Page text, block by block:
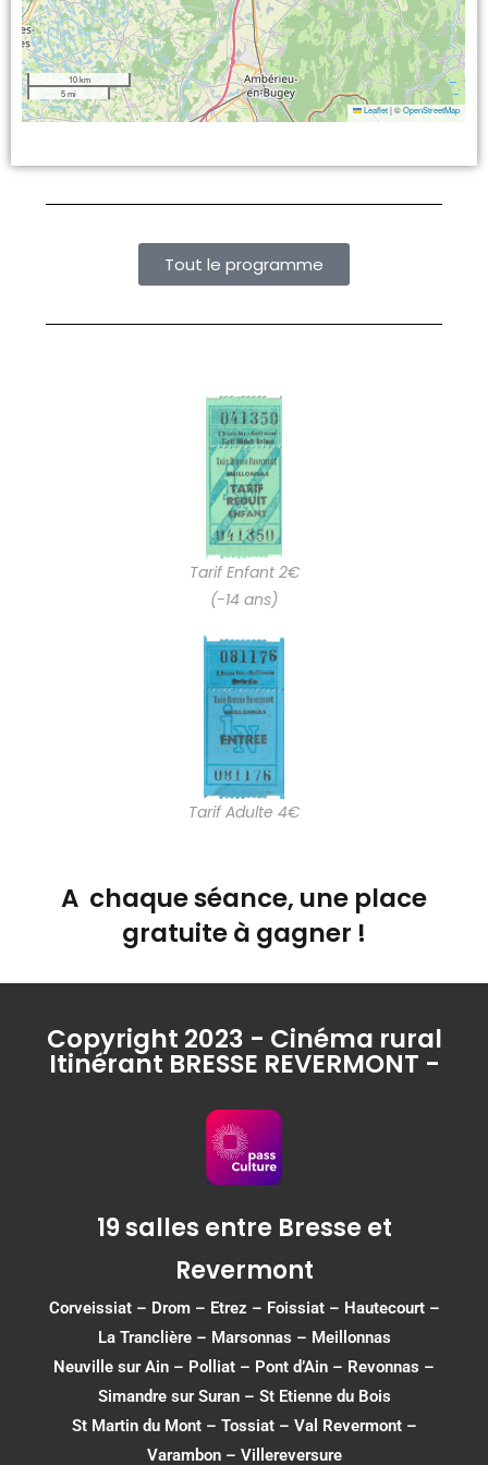
10 km
5 mi
Leaflet |©OpenStreetMap
Tout le programme
Tarif Enfant 2€
(-14 ans)
Tarif Adulte 4€
A chaque séance, une place
gratuite à gagner !
Copyright 2023 - Cinéma rural
Itinérant BRESSE REVERMONT -
19 salles entre Bresse et
Revermont
Corveissiat– Drom– Etrez – Foissiat– Hautecourt–
La Tranclière – Marsonnas – Meillonnas
Neuville sur Ain – Polliat – Pont d’Ain – Revonnas –
Simandre sur Suran– St Etienne du Bois
St Martin du Mont– Tossiat– Val Revermont–
Varambon– Villereversure